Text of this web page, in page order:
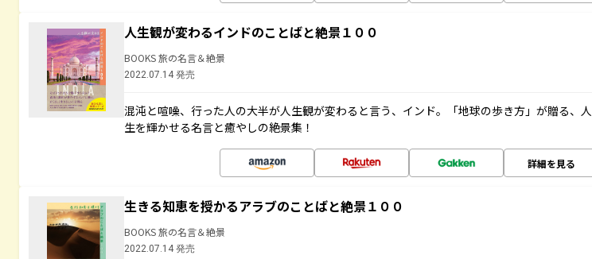
人生観が変わるインドのことばと絶景１００
BOOKS 旅の名言＆絶景
2022.07.14 発売
混沌と喧噪、行った人の大半が人生観が変わると言う、インド。「地球の歩き方」が贈る、人
生を輝かせる名言と癒やしの絶景集！
詳細を見る
生きる知恵を授かるアラブのことばと絶景１００
BOOKS 旅の名言＆絶景
2022.07.14 発売